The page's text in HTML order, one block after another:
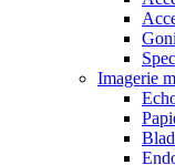
Imagerie